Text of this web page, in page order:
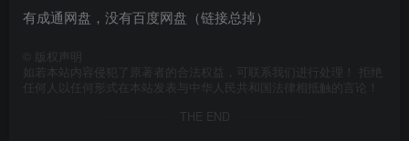
有成通网盘，没有百度网盘（链接总掉）
版权声明
如若本站内容侵犯了原著者的合法权益，可联系我们进行处理！ 拒绝
任何人以任何形式在本站发表与中华人民共和国法律相抵触的言论！
THE END